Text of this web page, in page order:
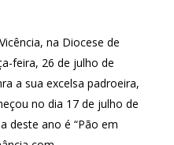
na Diocese de
feira, 26 de julho de
a sua excelsa padroeira,
no dia 17 de julho de
deste ano é “Pão em